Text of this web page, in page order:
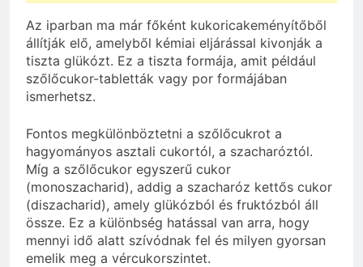
Az iparban ma már főként kukoricakeményítőből
állítják elő, amelyből kémiai eljárással kivonják a
tiszta glükózt. Ez a tiszta formája, amit például
szőlőcukor-tabletták vagy por formájában
ismerhetsz.
Fontos megkülönböztetni a szőlőcukrot a
hagyományos asztali cukortól, a szacharóztól.
Míg a szőlőcukor egyszerű cukor
(monoszacharid), addig a szacharóz kettős cukor
(diszacharid), amely glükózból és fruktózból áll
össze. Ez a különbség hatással van arra, hogy
mennyi idő alatt szívódnak fel és milyen gyorsan
emelik meg a vércukorszintet.